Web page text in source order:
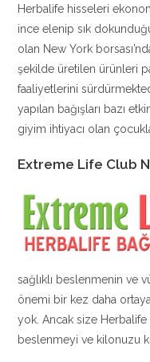
Herbalife hisseleri
ince elenip sık
olan New York
şekilde üretilen ürünleri
faaliyetlerini
yapılan bağışları bazı
giyim ihtiyacı olan
Extreme Life Club
sağlıklı beslenmenin ve
önemi bir kez daha
yok. Ancak size
beslenmeyi ve kilonuzu